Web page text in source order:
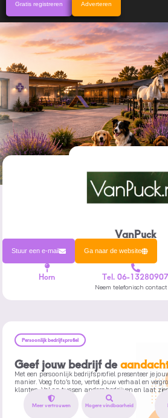
Gratis registreren Adverteren
VanPuck
Stuur een e-mail Ga naar de website
Horn Tel. 06-13280907
Neem telefonisch
Persoonlijk bedrijfsprofiel
Geef jouw bedrijf de
Met een persoonlijk bedrijfsprofiel presenteer je
manier. Voeg foto’s toe, vertel jouw verhaal en
klanten. Val op tussen andere bedrijven en laat
Meer vertrouwen Hogere vindbaarheid